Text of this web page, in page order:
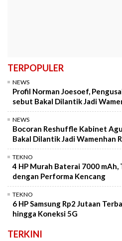
TERPOPULER
NEWS
Profil Norman Joesoef,
sebut Bakal Dilantik Jadi
NEWS
Bocoran Reshuffle Kabinet
Bakal Dilantik Jadi Wamenhan
TEKNO
4 HP Murah Baterai 7000 mAh,
dengan Performa Kencang
TEKNO
6 HP Samsung Rp2 Jutaan
hingga Koneksi 5G
TERKINI